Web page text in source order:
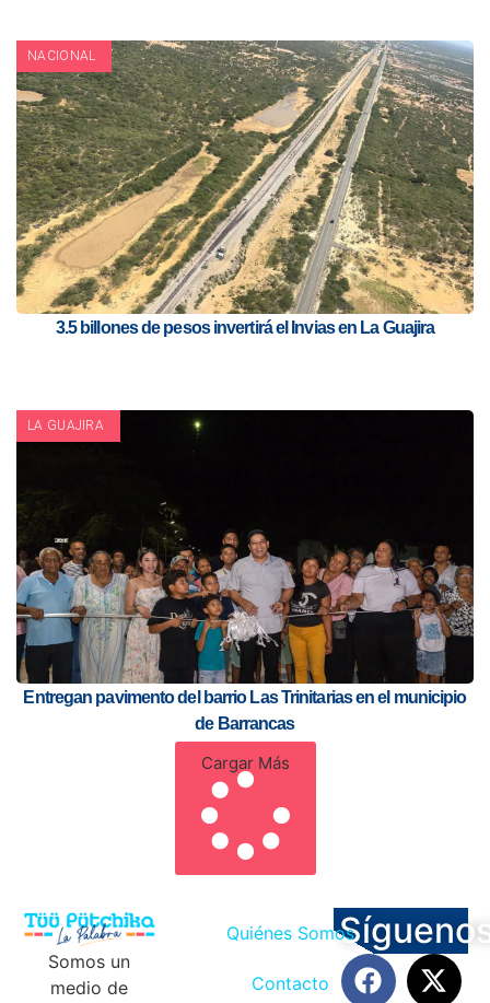
NACIONAL
3.5 billones de pesos invertirá el Invias en La Guajira
LA GUAJIRA
Entregan pavimento del barrio Las Trinitarias en el municipio
de Barrancas
Cargar Más
Somos un
medio de
Quiénes Somos
Contacto